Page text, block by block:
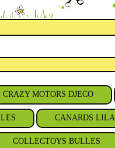
CRAZY MOTORS DJECO
CANARDS
COLLECTOYS BULLES